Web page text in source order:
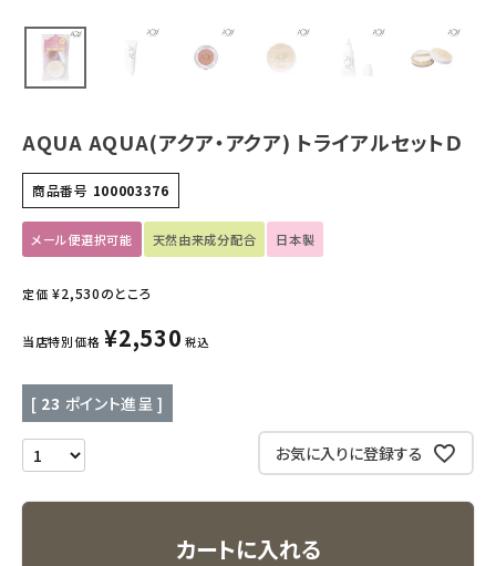
美容・コスメ・香水
日用品雑貨
フェムケア
インナー・下着・ナイトウェア
キッズ・ベビー・マタニティ
キッチン用品
フード・ドリンク
ブランド
AQUA AQUA(アクア・アクア) トライアルセットＤ
商品番号 100003376
メール便選択可能 天然由来成分配合 日本製
定価 ¥2,530のところ
当店特別価格 ¥2,530 税込
[ 23 ポイント進呈 ]
お気に入りに登録する
カートに入れる